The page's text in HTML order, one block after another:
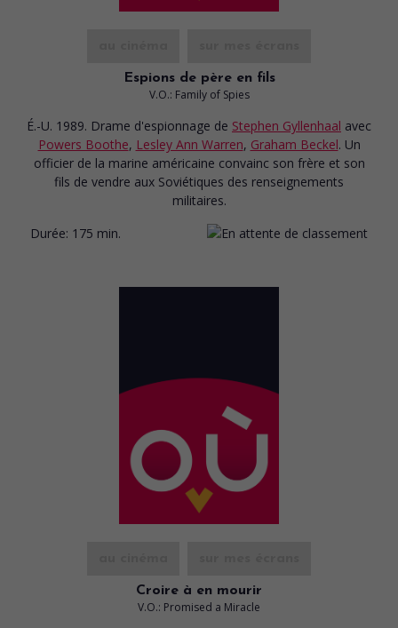
Espions de père en fils
V.O.: Family of Spies
É.-U. 1989. Drame d'espionnage de Stephen Gyllenhaal avec
Powers Boothe, Lesley Ann Warren, Graham Beckel. Un
officier de la marine américaine convainc son frère et son
fils de vendre aux Soviétiques des renseignements
militaires.
Durée: 175 min.
Croire à en mourir
V.O.: Promised a Miracle